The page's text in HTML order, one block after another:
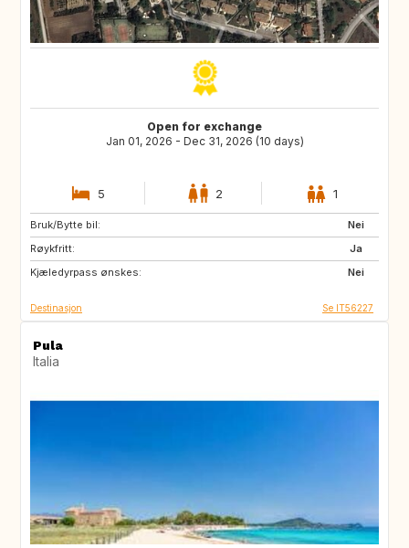
Open for exchange
Jan 01, 2026 - Dec 31, 2026 (10 days)
5 2 1
Bruk/Bytte bil:
Nei
Røykfritt:
Ja
Kjæledyrpass ønskes:
Nei
IT
Destinasjon Se IT56227
Pula
Italia